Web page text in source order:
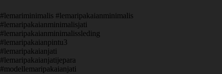
#lemariminimalis #lemaripakaianminimalis
#lemaripakaianminimalisjati
#lemaripakaianminimalissleding
#lemaripakaianpintu3
#lemaripakaianjati
#lemaripakaianjatijepara
#modellemaripakaianjati